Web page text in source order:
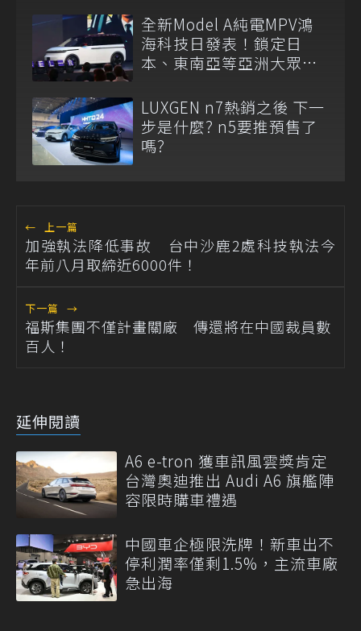
全新Model A純電MPV鴻
海科技日發表！鎖定日
本、東南亞等亞洲大眾市
LUXGEN n7熱銷之後 下一
步是什麼? n5要推預售了
嗎?
← 上一篇
加強執法降低事故 台中沙鹿2處科技執法今
年前八月取締近6000件！
下一篇 →
福斯集團不僅計畫關廠 傳還將在中國裁員數
百人！
延伸閱讀
A6 e-tron 獲車訊風雲獎肯定
台灣奧迪推出 Audi A6 旗艦陣
容限時購車禮遇
中國車企極限洗牌！新車出不
停利潤率僅剩1.5%，主流車廠
急出海